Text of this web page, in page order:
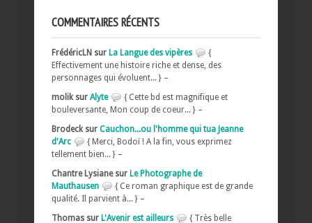
COMMENTAIRES RÉCENTS
FrédéricLN sur La Langue des vipères
{
Effectivement une histoire riche et dense, des
personnages qui évoluent... } –
molik sur Alyte
{ Cette bd est magnifique et
bouleversante, Mon coup de coeur... } –
Brodeck sur Cauchon...ou l'homme qui tua Jeanne
d'Arc
{ Merci, Bodoï ! A la fin, vous exprimez
tellement bien... } –
Chantre Lysiane sur Le Photographe de
Mauthausen
{ Ce roman graphique est de grande
qualité. Il parvient à... } –
Thomas sur L'Avenir est ailleurs
{ Très belle